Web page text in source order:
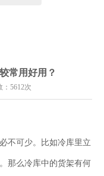
常用好用？
：5612次
不可少。比如冷库里立
那么冷库中的货架有何